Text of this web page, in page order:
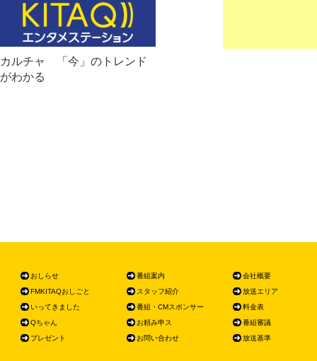
カルチャ 「今」のトレンド
がわかる
おしらせ
FMKITAQおしごと
いってきました
Qちゃん
プレゼント
番組案内
スタッフ紹介
番組・CMスポンサー
お頼み申ス
お問い合わせ
会社概要
放送エリア
料金表
番組審議
放送基準